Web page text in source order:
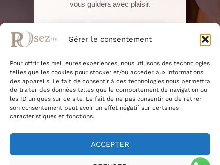
Gérer le consentement
Pour offrir les meilleures expériences, nous utilisons des technologies
telles que les cookies pour stocker et/ou accéder aux informations
des appareils. Le fait de consentir à ces technologies nous permettra
de traiter des données telles que le comportement de navigation ou
les ID uniques sur ce site. Le fait de ne pas consentir ou de retirer
son consentement peut avoir un effet négatif sur certaines
caractéristiques et fonctions.
ACCEPTER
vous guidera avec plaisir.
Réserver sur Salonkee
WhatsApp direct
22, Boulevard Pierre Dupong · L-1430
Luxembourg
+352 661 375 945